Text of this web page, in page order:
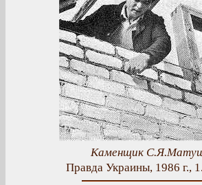
Каменщик
Правда Украины, 1986 г.,